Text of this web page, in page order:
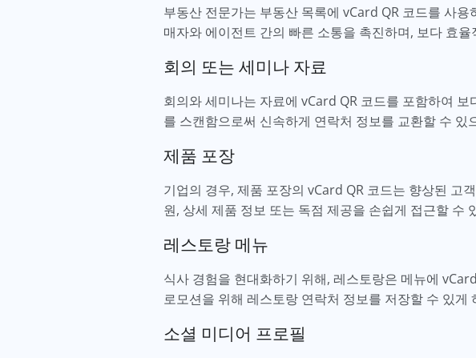
부동산 전문가는 부동산 목록에 vCard QR 코드를 사
매자와 에이전트 간의 빠른 소통을 촉진하며, 보다 효
회의 또는 세미나 자료
회의와 세미나는 자료에 vCard QR 코드를 포함하여
를 스캔함으로써 신속하게 연락처 정보를 교환할 수
제품 포장
기업의 경우, 제품 포장의 vCard QR 코드는 향상된 고
원, 상세 제품 정보 또는 독점 제공을 손쉽게 접근할 수
레스토랑 메뉴
식사 경험을 현대화하기 위해, 레스토랑은 메뉴에
로모션을 위해 레스토랑 연락처 정보를 저장할 수 있
소셜 미디어 프로필